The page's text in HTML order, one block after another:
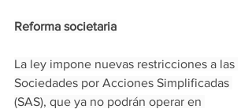
Reforma societaria
La ley impone nuevas restricciones a las
Sociedades por Acciones Simplificadas
(SAS), que ya no podrán operar en